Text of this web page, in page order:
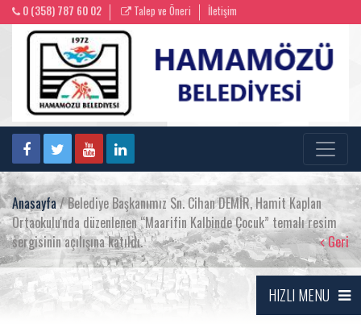
0 (358) 787 60 02 Talep ve Öneri İletişim
Anasayfa/ Belediye Başkanımız Sn. Cihan DEMİR, Hamit Kaplan
Ortaokulu'nda düzenlenen “Maarifin Kalbinde Çocuk” temalı resim
sergisinin açılışına katıldı.
Geri
HIZLI MENU